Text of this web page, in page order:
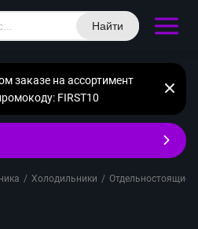
Найти
заказе на ассортимент
FIRST10
/ Холодильники / Отдельностоящие